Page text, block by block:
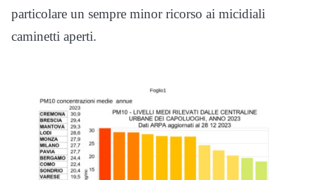
particolare un sempre minor ricorso ai micidiali
caminetti aperti.